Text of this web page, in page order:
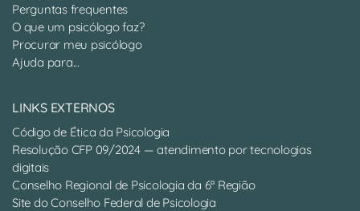
Perguntas frequentes
O que um psicólogo faz?
Procurar meu psicólogo
Ajuda para...
LINKS EXTERNOS
Código de Ética da Psicologia
Resolução CFP 09/2024 — atendimento por tecnologias
digitais
Conselho Regional de Psicologia da 6ª Região
Site do Conselho Federal de Psicologia